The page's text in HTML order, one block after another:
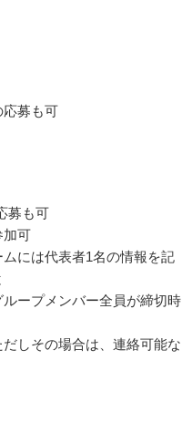
募も可
募も可
加可
には代表者1名の情報を記
ープメンバー全員が締切時
しその場合は、連絡可能な